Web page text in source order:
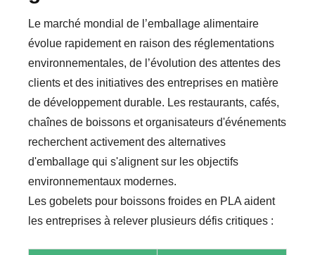
Le marché mondial de l’emballage alimentaire
évolue rapidement en raison des réglementations
environnementales, de l’évolution des attentes des
clients et des initiatives des entreprises en matière
de développement durable. Les restaurants, cafés,
chaînes de boissons et organisateurs d'événements
recherchent activement des alternatives
d'emballage qui s'alignent sur les objectifs
environnementaux modernes.
Les gobelets pour boissons froides en PLA aident
les entreprises à relever plusieurs défis critiques :